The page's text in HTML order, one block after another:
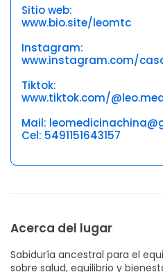
Sitio web:
www.bio.site/leomtc
Instagram:
www.instagram.com/
Tiktok:
www.tiktok.com/
Mail:
Cel: 5491151643157
Acerca del lugar
Sabiduría ancestral para el
sobre salud, equilibrio y